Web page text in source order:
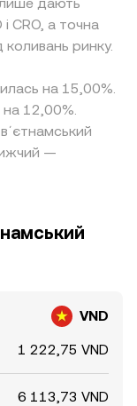
CRO, а точна
ринку.
на 15,00%.
на 12,00%.
—
VND
1 222,75 VND
6 113,73 VND